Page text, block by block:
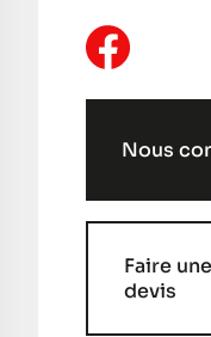
Nous
Faire
devis